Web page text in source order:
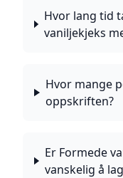
Hvor lang tid
vaniljekjeks
Hvor mange
oppskriften?
Er Formede
vanskelig å